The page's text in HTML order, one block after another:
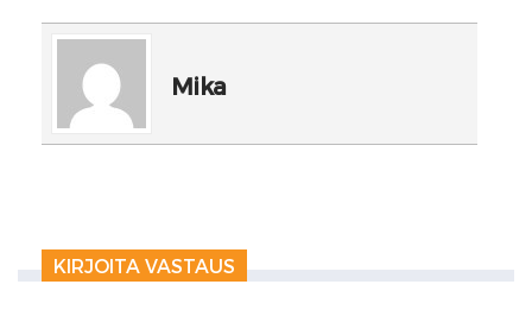
Mika
KIRJOITA VASTAUS